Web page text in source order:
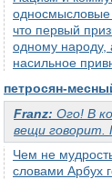
односмысловые
что первый
одному народу,
насильное
петросян-
Franz: Ого! В
вещи говорит.
Чем не
словами Арбух